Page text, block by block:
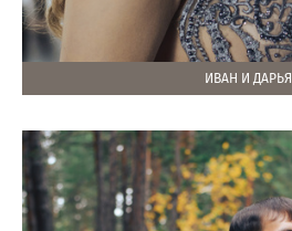
ИВАН И ДАРЬЯ